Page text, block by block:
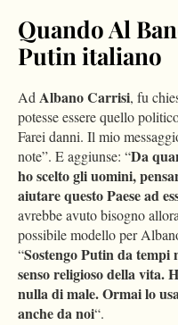
Quando Al
Putin italiano
AdAlbano Carrisi, fu
potesse essere quello
Farei danni. Il mio
note”. E aggiunse: “Da
ho scelto gli uomini,
aiutare questo Paese ad
avrebbe avuto bisogno
possibile modello per
“Sostengo Putin da tempi
senso religioso della vita.
nulla di male. Ormai lo
anche da noi“.